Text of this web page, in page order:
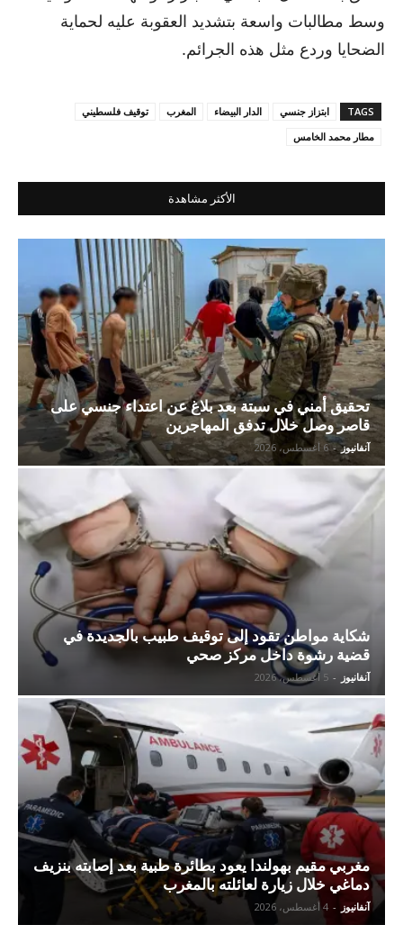
وسط مطالبات واسعة بتشديد العقوبة عليه لحماية
الضحايا وردع مثل هذه الجرائم.
TAGS ابتزاز جنسي الدار البيضاء المغرب
توقيف فلسطيني
مطار محمد الخامس
الأكثر مشاهدة
تحقيق أمني في سبتة بعد بلاغ عن اعتداء جنسي على
قاصر وصل خلال تدفق المهاجرين
آنفانيوز - 6 أغسطس، 2026
شكاية مواطن تقود إلى توقيف طبيب بالجديدة في
قضية رشوة داخل مركز صحي
آنفانيوز - 5 أغسطس، 2026
مغربي مقيم بهولندا يعود بطائرة طبية بعد إصابته بنزيف
دماغي خلال زيارة لعائلته بالمغرب
آنفانيوز - 4 أغسطس، 2026